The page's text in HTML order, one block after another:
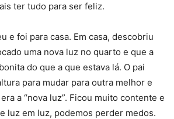
ter tudo para ser feliz.
e foi para casa. Em casa, descobriu
uma nova luz no quarto e que a
do que a que estava lá. O pai
para mudar para outra melhor e
a “nova luz”. Ficou muito contente e
luz em luz, podemos perder medos.